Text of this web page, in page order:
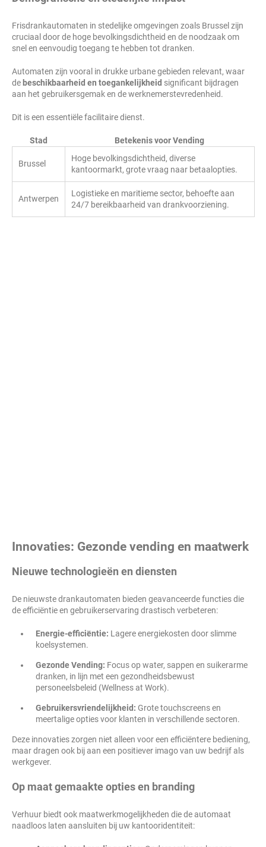
Frisdrankautomaten in stedelijke omgevingen zoals Brussel zijn
cruciaal door de hoge bevolkingsdichtheid en de noodzaak om
snel en eenvoudig toegang te hebben tot dranken.
Automaten zijn vooral in drukke urbane gebieden relevant, waar
de beschikbaarheid en toegankelijkheid significant bijdragen
aan het gebruikersgemak en de werknemerstevredenheid.
Dit is een essentiële facilitaire dienst.
Stad Betekenis voor Vending
Brussel
Hoge bevolkingsdichtheid, diverse
kantoormarkt, grote vraag naar betaalopties.
Antwerpen
Logistieke en maritieme sector, behoefte aan
24/7 bereikbaarheid van drankvoorziening.
Innovaties: Gezonde vending en maatwerk
Nieuwe technologieën en diensten
De nieuwste drankautomaten bieden geavanceerde functies die
de efficiëntie en gebruikerservaring drastisch verbeteren:
Energie-efficiëntie: Lagere energiekosten door slimme
koelsystemen.
Gezonde Vending: Focus op water, sappen en suikerarme
dranken, in lijn met een gezondheidsbewust
personeelsbeleid (Wellness at Work).
Gebruikersvriendelijkheid: Grote touchscreens en
meertalige opties voor klanten in verschillende sectoren.
Deze innovaties zorgen niet alleen voor een efficiëntere bediening,
maar dragen ook bij aan een positiever imago van uw bedrijf als
werkgever.
Op maat gemaakte opties en branding
Verhuur biedt ook maatwerkmogelijkheden die de automaat
naadloos laten aansluiten bij uw kantooridentiteit: